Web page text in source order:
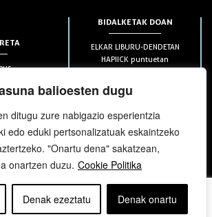
balioesten dugu
ditugu zure nabigazio esperientzia
edo eduki pertsonalizatuak eskaintzeko
"Onartu dena" sakatzean,
onartzen duzu. Cookie Politika
Denak ezeztatu Denak onartu
BIDALKETAK DOAN
ELKAR LIBURU-DENDETAN
HAPIICK puntuetan
(soilik penintsulan)